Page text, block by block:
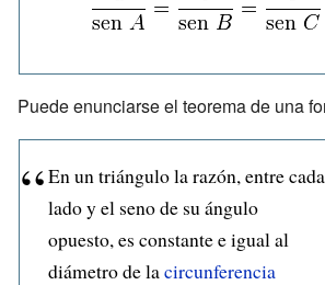
Puede enunciarse el teorema de una
En un triángulo la razón, entre cada
lado y el seno de su ángulo
opuesto, es constante e igual al
diámetro de lacircunferencia